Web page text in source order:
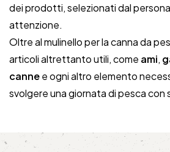
dei prodotti, selezionati dal
attenzione.
Oltre al mulinello per la canna da
articoli altrettanto utili, come ami,
cannee ogni altro elemento
svolgere una giornata di pesca con